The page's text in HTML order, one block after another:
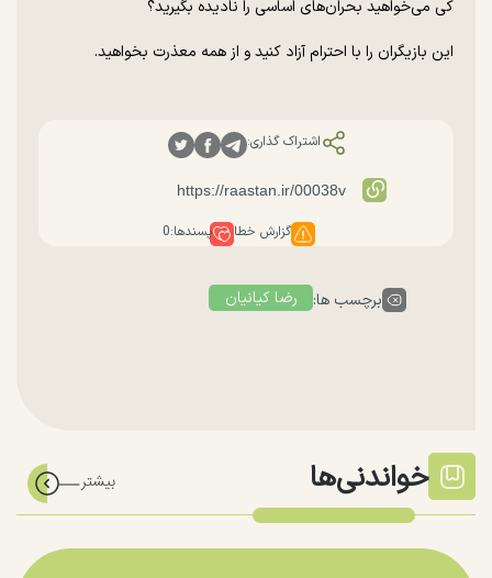
کی می‌خواهید بحران‌های اساسی را نادیده بگیرید؟
این بازیگران را با احترام آزاد کنید و از همه معذرت بخواهید.
اشتراک گذاری:
گزارش خطا پسندها:0
برچسب ها: رضا کیانیان
خواندنی‌ها